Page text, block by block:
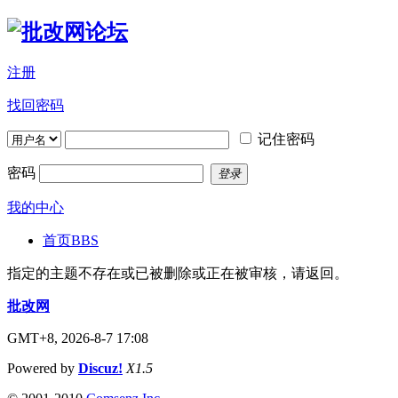
注册
找回密码
记住密码
密码 登录
我的中心
首页BBS
指定的主题不存在或已被删除或正在被审核，请返回。
批改网
GMT+8, 2026-8-7 17:08
Powered by Discuz! X1.5